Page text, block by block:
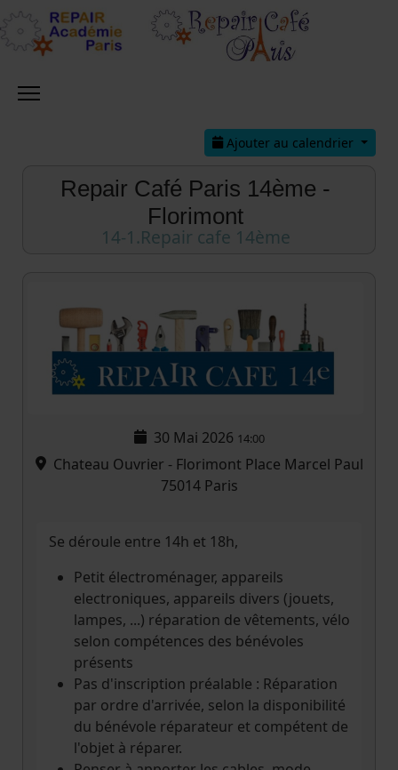
Ajouter au calendrier
Repair Café Paris 14ème -
Florimont
14-1.Repair cafe 14ème
30 Mai 2026 14:00
Chateau Ouvrier - Florimont Place Marcel Paul
75014 Paris
Se déroule entre 14h et 18h,
Petit électroménager, appareils
electroniques, appareils divers (jouets,
lampes, ...) réparation de vêtements, vélo
selon compétences des bénévoles
présents
Pas d'inscription préalable : Réparation
par ordre d'arrivée, selon la disponibilité
du bénévole réparateur et compétent de
l'objet à réparer.